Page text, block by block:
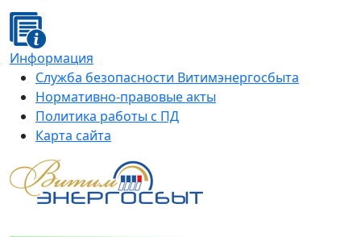
Информация
Служба безопасности Витимэнергосбыта
Нормативно-правовые акты
Политика работы с ПД
Карта сайта